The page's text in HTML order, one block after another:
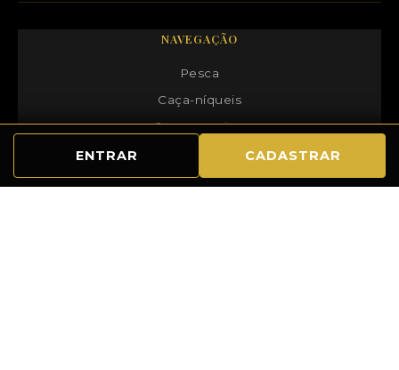
NAVEGAÇÃO
Pesca
Caça-níqueis
Jogos ao vivo
Comunidade Jogadores
ENTRAR CADASTRAR